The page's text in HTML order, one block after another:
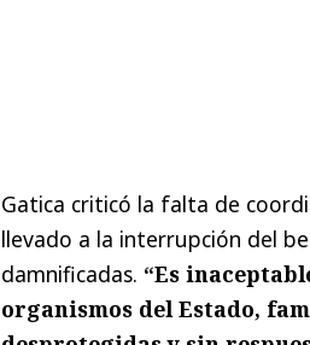
Gatica criticó la falta de
llevado a la interrupción del
damnificadas. “Es
organismos del Estado,